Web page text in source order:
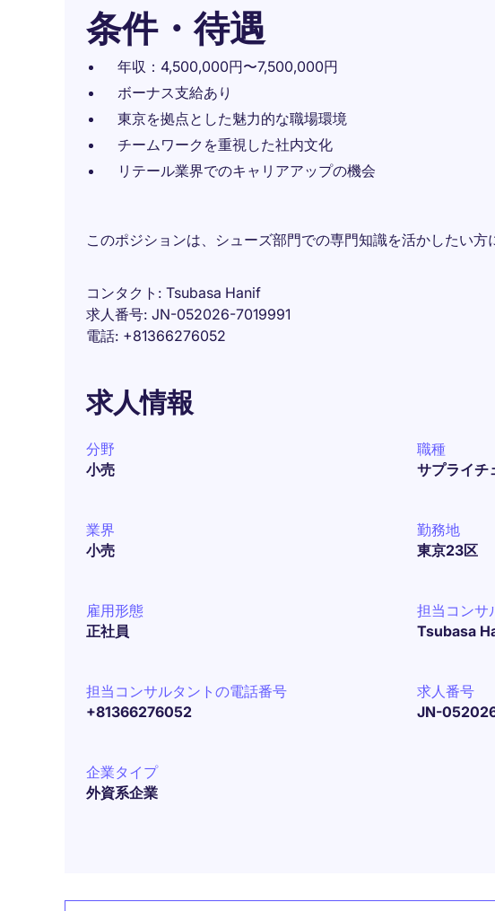
条件・待遇
年収：4,500,000円〜7,500,000円
ボーナス支給あり
東京を拠点とした魅力的な職場環境
チームワークを重視した社内文化
リテール業界でのキャリアアップの機会
このポジションは、シューズ部門での専門知識を活かしたい方
コンタクト
Tsubasa Hanif
求人番号 JN-052026-7019991
電話 +81366276052
求人情報
分野
小売
職種
サプライチ
業界
小売
勤務地
東京23区
雇用形態
正社員
担当コンサ
Tsubasa
担当コンサルタントの電話番号
+81366276052
求人番号
JN-
企業タイプ
外資系企業